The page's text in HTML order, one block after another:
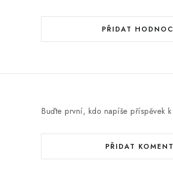
PŘIDAT
Buďte první, kdo napíše příspěvek
PŘIDAT